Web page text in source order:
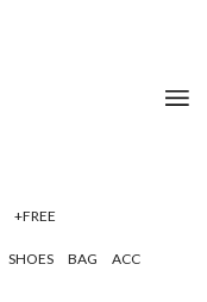
+FREE
SHOES BAG ACC